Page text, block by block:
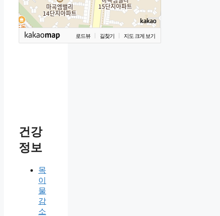
로드뷰 길찾기 지도 크게 보기
건강
정보
목
이
물
감
소